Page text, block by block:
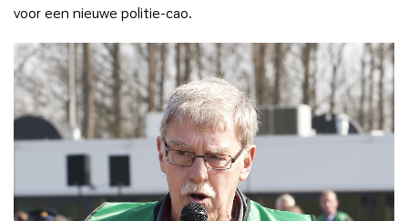
voor een nieuwe politie-cao.